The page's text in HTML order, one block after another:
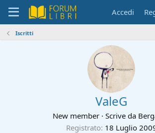
Accedi
Iscritti
ValeG
New member · Scrive da
Registrato 18 Luglio